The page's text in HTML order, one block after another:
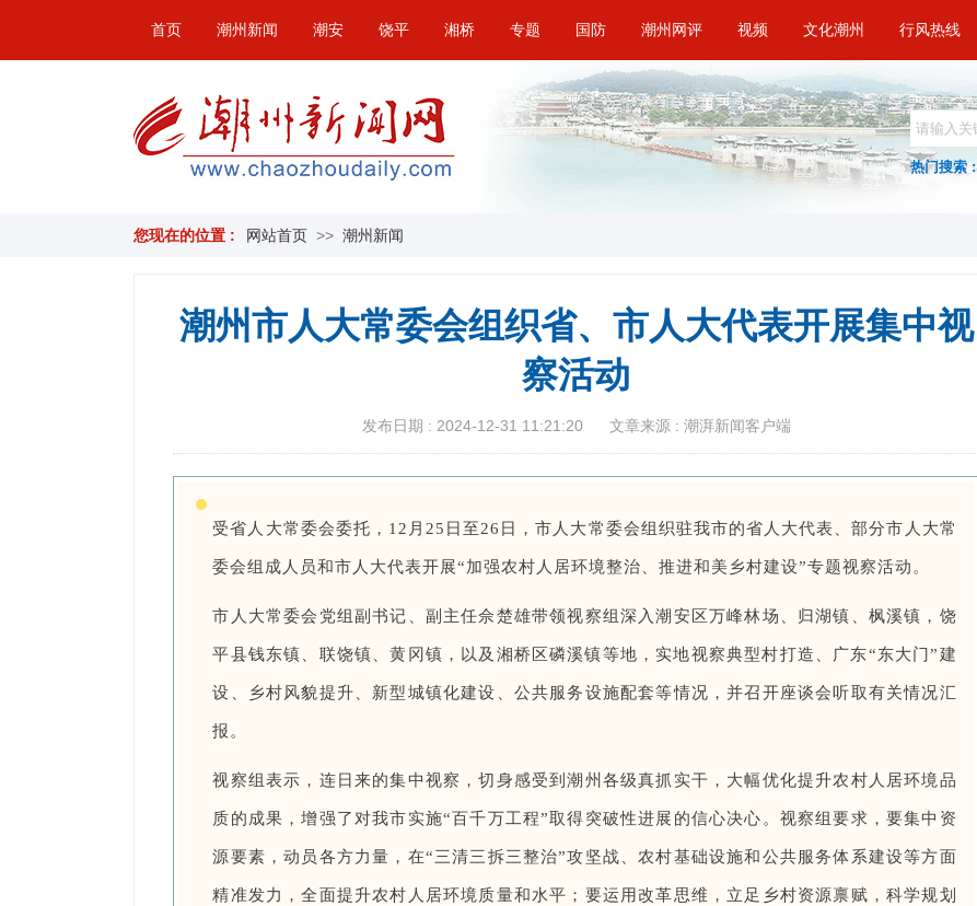
首页 潮州新闻 潮安 饶平 湘桥 专题 国防 潮州网评 视频 文化潮州 行风热线
热门搜索 :
您现在的位置 : 网站首页 >> 潮州新闻
潮州市人大常委会组织省、市人大代表开展集中视
察活动
发布日期 : 2024-12-31 11:21:20 文章来源 : 潮湃新闻客户端
受省人大常委会委托，12月25日至26日，市人大常委会组织驻我市的省人大代表、部分市人大常
委会组成人员和市人大代表开展“加强农村人居环境整治、推进和美乡村建设”专题视察活动。
市人大常委会党组副书记、副主任佘楚雄带领视察组深入潮安区万峰林场、归湖镇、枫溪镇，饶
平县钱东镇、联饶镇、黄冈镇，以及湘桥区磷溪镇等地，实地视察典型村打造、广东“东大门”建
设、乡村风貌提升、新型城镇化建设、公共服务设施配套等情况，并召开座谈会听取有关情况汇
报。
视察组表示，连日来的集中视察，切身感受到潮州各级真抓实干，大幅优化提升农村人居环境品
质的成果，增强了对我市实施“百千万工程”取得突破性进展的信心决心。视察组要求，要集中资
源要素，动员各方力量，在“三清三拆三整治”攻坚战、农村基础设施和公共服务体系建设等方面
精准发力，全面提升农村人居环境质量和水平；要运用改革思维，立足乡村资源禀赋，科学规划